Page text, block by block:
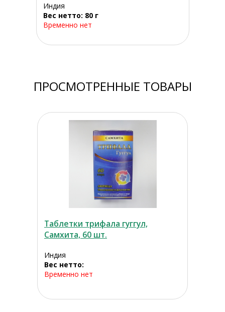
Индия
Вес нетто: 80 г
Временно нет
ПРОСМОТРЕННЫЕ ТОВАРЫ
Таблетки трифала гуггул,
Самхита, 60 шт.
Индия
Вес нетто:
Временно нет